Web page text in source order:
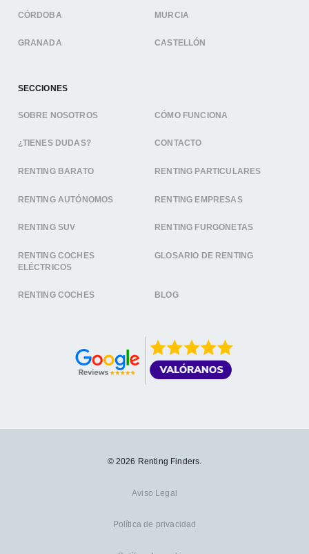
CÓRDOBA MURCIA
GRANADA CASTELLÓN
SECCIONES
SOBRE NOSOTROS CÓMO FUNCIONA
¿TIENES DUDAS? CONTACTO
RENTING BARATO RENTING PARTICULARES
RENTING AUTÓNOMOS RENTING EMPRESAS
RENTING SUV RENTING FURGONETAS
RENTING COCHES
ELÉCTRICOS
GLOSARIO DE RENTING
RENTING COCHES BLOG
© 2026 Renting Finders.
Aviso Legal
Política de privacidad